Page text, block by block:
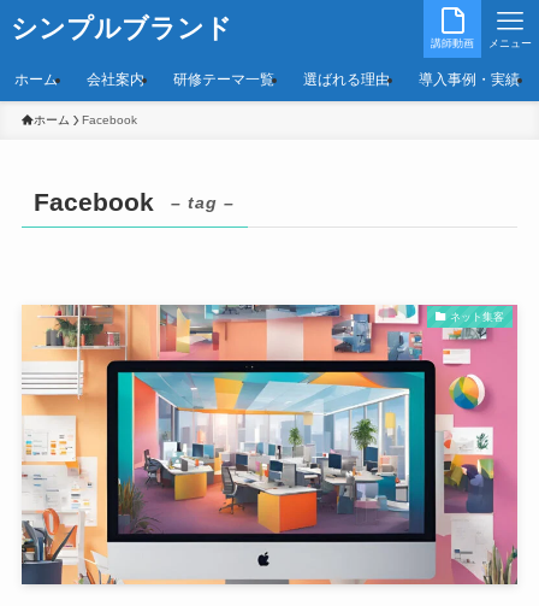
シンプルブランド 講師動画 メニュー
ホーム 会社案内 研修テーマ一覧 選ばれる理由 導入事例・実績
ホーム Facebook
Facebook – tag –
ネット集客